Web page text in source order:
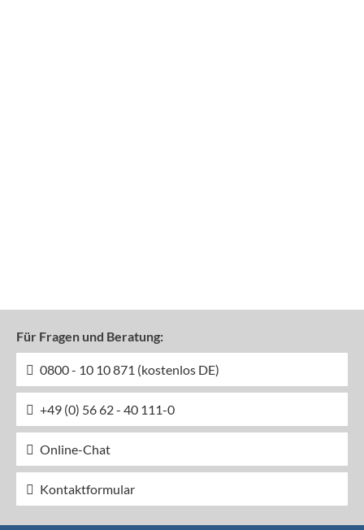
Für Fragen und Beratung:
0800 - 10 10 871 (kostenlos DE)
+49 (0) 56 62 - 40 111-0
Online-Chat
Kontaktformular